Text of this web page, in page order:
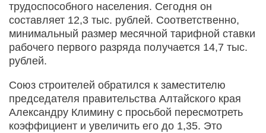
трудоспособного населения. Сегодня он
составляет 12,3 тыс. рублей. Соответственно,
минимальный размер месячной тарифной ставки
рабочего первого разряда получается 14,7 тыс.
рублей.
Союз строителей обратился к заместителю
председателя правительства Алтайского края
Александру Климину с просьбой пересмотреть
коэффициент и увеличить его до 1,35. Это